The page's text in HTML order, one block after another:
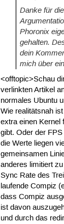
Danke für
Phoronix
gehalten.
dein
mich über
<offtopic>Schau
verlinkten Artikel
normales Ubuntu
Wie realitätsnah
extra einen
gibt. Oder der
die Werte liegen
gemeinsamen
anderes limitiert
Sync Rate des
laufende Compiz
dass Compiz
ist davon
und durch das